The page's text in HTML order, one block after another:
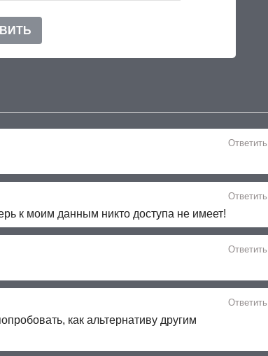
Ответить
Ответить
к моим данным никто доступа не имеет!
Ответить
Ответить
как альтернативу другим